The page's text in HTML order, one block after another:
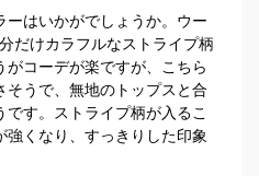
ーはいかがでしょうか。ウー
だけカラフルなストライプ柄
コーデが楽ですが、こちら
そうで、無地のトップスと合
す。ストライプ柄が入るこ
強くなり、すっきりした印象